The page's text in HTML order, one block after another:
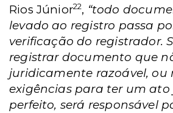
Rios Júnior22, “todo
levado ao registro passa
verificação do registrador.
registrar documento que
juridicamente razoável, ou
exigências para ter um ato
perfeito, será responsável